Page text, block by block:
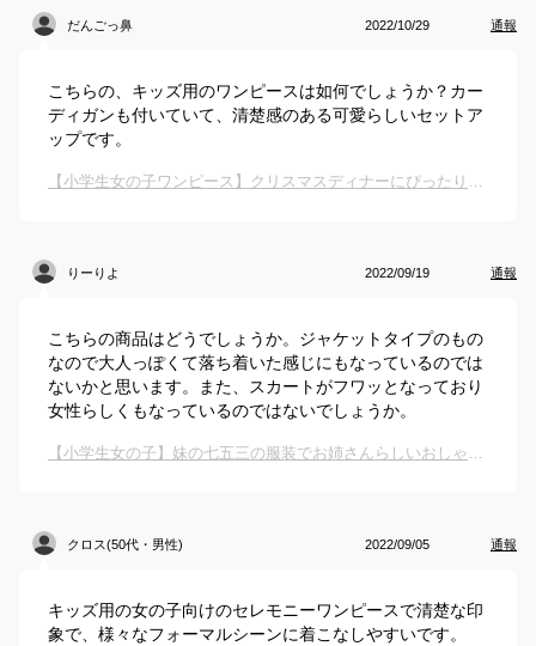
だんごっ鼻 2022/10/29 通報
こちらの、キッズ用のワンピースは如何でしょうか？カー
ディガンも付いていて、清楚感のある可愛らしいセットア
ップです。
【小学生女の子ワンピース】クリスマスディナーにぴったりな服装は？
りーりよ 2022/09/19 通報
こちらの商品はどうでしょうか。ジャケットタイプのもの
なので大人っぽくて落ち着いた感じにもなっているのでは
ないかと思います。また、スカートがフワッとなっており
女性らしくもなっているのではないでしょうか。
【小学生女の子】妹の七五三の服装でお姉さんらしいおしゃれなワンピースは？
クロス(50代・男性) 2022/09/05 通報
キッズ用の女の子向けのセレモニーワンピースで清楚な印
象で、様々なフォーマルシーンに着こなしやすいです。